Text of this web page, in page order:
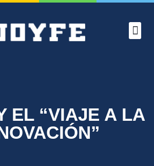
EL “VIAJE A LA